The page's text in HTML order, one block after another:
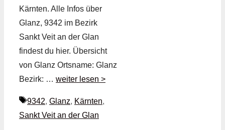
Kärnten. Alle Infos über
Glanz, 9342 im Bezirk
Sankt Veit an der Glan
findest du hier. Übersicht
von Glanz Ortsname: Glanz
Bezirk: … weiter lesen >
Schlagwörter
9342, Glanz, Kärnten,
Sankt Veit an der Glan